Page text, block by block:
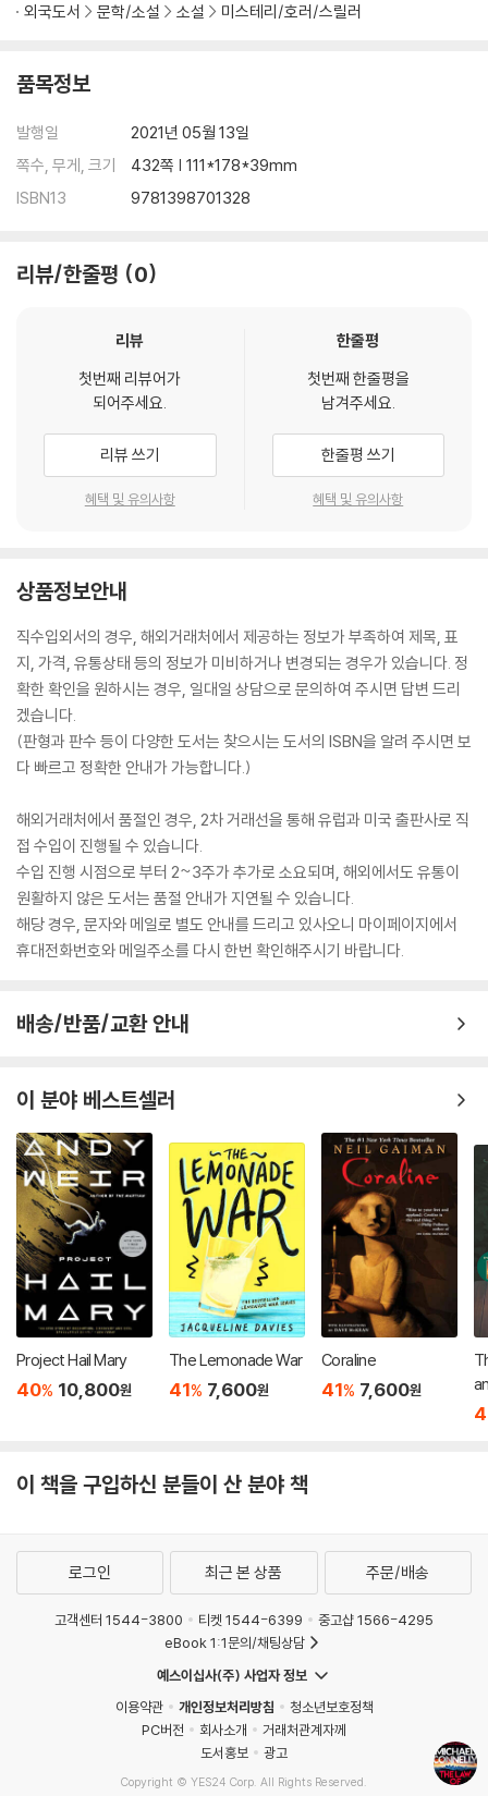
"The law of innocence is unwritten. It will not be found in a leat
n nature, for every action there is an equal and opposite reacti
there is a man out there who is. And to prove true innocence t
he guilty man must be found and exposed to the world."
외국도서 문학/소설 소설 미스테리/호러/스릴러
품목정보
발행일
2021년 05월 13일
쪽수, 무게, 크기
432쪽 | 111*178*39mm
ISBN13
9781398701328
리뷰/한줄평 0
리뷰
첫번째 리뷰어가
되어주세요.
리뷰 쓰기
혜택 및 유의사항
한줄평
첫번째 한줄평을
남겨주세요.
한줄평 쓰기
혜택 및 유의사항
상품정보안내
직수입외서의 경우, 해외거래처에서 제공하는 정보가 부족하여 제목, 표
지, 가격, 유통상태 등의 정보가 미비하거나 변경되는 경우가 있습니다. 정
확한 확인을 원하시는 경우, 일대일 상담으로 문의하여 주시면 답변 드리
겠습니다.
(판형과 판수 등이 다양한 도서는 찾으시는 도서의 ISBN을 알려 주시면 보
다 빠르고 정확한 안내가 가능합니다.)
해외거래처에서 품절인 경우, 2차 거래선을 통해 유럽과 미국 출판사로 직
접 수입이 진행될 수 있습니다.
수입 진행 시점으로 부터 2~3주가 추가로 소요되며, 해외에서도 유통이
원활하지 않은 도서는 품절 안내가 지연될 수 있습니다.
해당 경우, 문자와 메일로 별도 안내를 드리고 있사오니 마이페이지에서
휴대전화번호와 메일주소를 다시 한번 확인해주시기 바랍니다.
배송/반품/교환 안내
이 분야 베스트셀러
Project Hail Mary
40% 10,800원
The Lemonade War
41% 7,600원
Coraline
41% 7,600원
an : 2013 뉴
작
이 책을 구입하신 분들이 산 분야 책
로그인 최근 본 상품 주문/배송
고객센터 1544-3800 티켓 1544-6399
중고샵 1566-4295
eBook 1:1문의/채팅상담
예스이십사(주) 사업자 정보
이용약관
개인정보처리방침
청소년보호정책
PC버전
회사소개
거래처관계자께
도서홍보
광고
Copyright © YES24 Corp. All Rights Reserved.